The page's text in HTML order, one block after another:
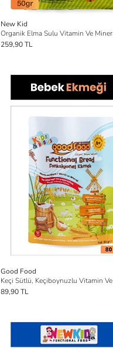
New Kid
259,90 TL
Good Food
89,90 TL